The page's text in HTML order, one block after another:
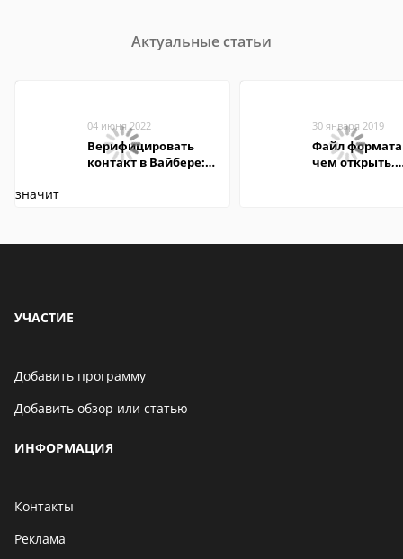
Актуальные статьи
04 июня 2022
Верифицировать
контакт в Вайбере:
30 января 2019
Файл формата
чем открыть,
УЧАСТИЕ
Добавить программу
Добавить обзор или статью
ИНФОРМАЦИЯ
Контакты
Реклама